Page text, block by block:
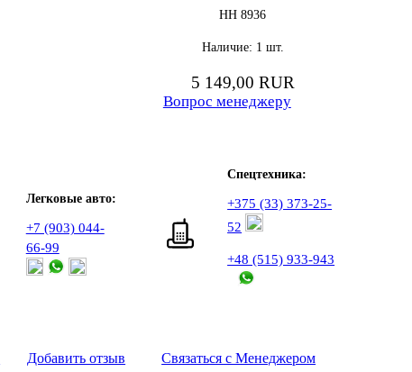
НН 8936
Наличие: 1 шт.
5 149,00 RUR
Вопрос менеджеру
Легковые авто:
+7 (903) 044-
66-99
Спецтехника:
+375 (33) 373-25-
52
+48 (515) 933-943
Добавить отзыв Связаться с Менеджером